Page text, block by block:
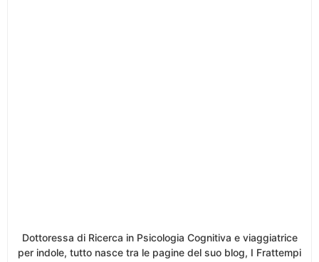
Dottoressa di Ricerca in Psicologia Cognitiva e viaggiatrice
per indole, tutto nasce tra le pagine del suo blog, I Frattempi